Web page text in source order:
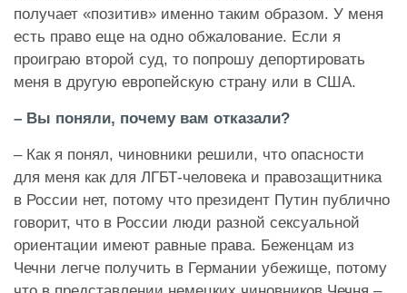
получает «позитив» именно таким образом. У меня
есть право еще на одно обжалование. Если я
проиграю второй суд, то попрошу депортировать
меня в другую европейскую страну или в США.
– Вы поняли, почему вам отказали?
– Как я понял, чиновники решили, что опасности
для меня как для ЛГБТ-человека и правозащитника
в России нет, потому что президент Путин публично
говорит, что в России люди разной сексуальной
ориентации имеют равные права. Беженцам из
Чечни легче получить в Германии убежище, потому